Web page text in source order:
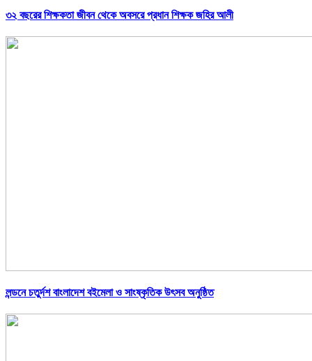
৩২ বছরের শিক্ষকতা জীবন থেকে অবসরে প্রধান শিক্ষক জহির আলী
লন্ডনে চতুর্দশ বাংলাদেশ বইমেলা ও সাংষ্কৃতিক উৎসব অনুষ্ঠিত